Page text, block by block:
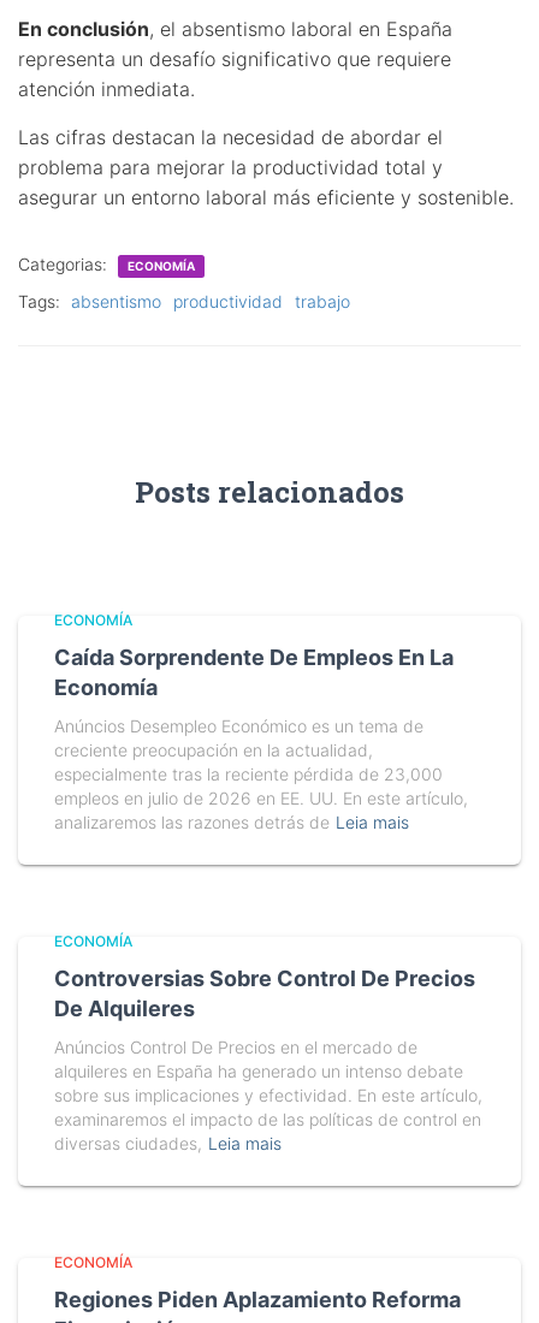
En conclusión, el absentismo laboral en España
representa un desafío significativo que requiere
atención inmediata.
Las cifras destacan la necesidad de abordar el
problema para mejorar la productividad total y
asegurar un entorno laboral más eficiente y sostenible.
Categorias: ECONOMÍA
Tags: absentismo productividad trabajo
Posts relacionados
ECONOMÍA
Caída Sorprendente De Empleos En La
Economía
Anúncios Desempleo Económico es un tema de
creciente preocupación en la actualidad,
especialmente tras la reciente pérdida de 23,000
empleos en julio de 2026 en EE. UU. En este artículo,
analizaremos las razones detrás de Leia mais
ECONOMÍA
Controversias Sobre Control De Precios
De Alquileres
Anúncios Control De Precios en el mercado de
alquileres en España ha generado un intenso debate
sobre sus implicaciones y efectividad. En este artículo,
examinaremos el impacto de las políticas de control en
diversas ciudades, Leia mais
ECONOMÍA
Regiones Piden Aplazamiento Reforma